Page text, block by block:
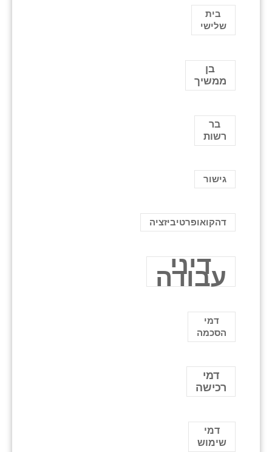
בית
שלישי
בן
ממשיך
בר
רשות
גישור
דהקואופרטיביזציה
דיני
עבודה
דמי
הסכמה
דמי
רכישה
דמי
שימוש